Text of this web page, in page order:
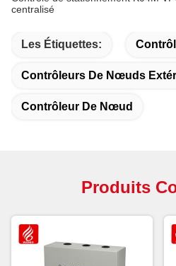
centralisé
Les Étiquettes:
Contrôleurs De Nœuds
Contrôleur De Nœud
Produits